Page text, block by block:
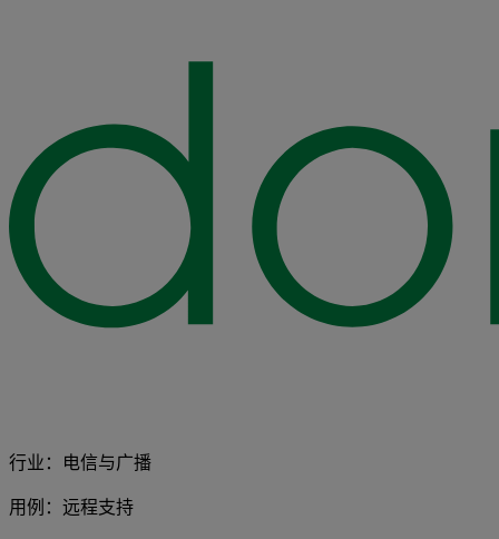
行业：电信与广播
用例：远程支持